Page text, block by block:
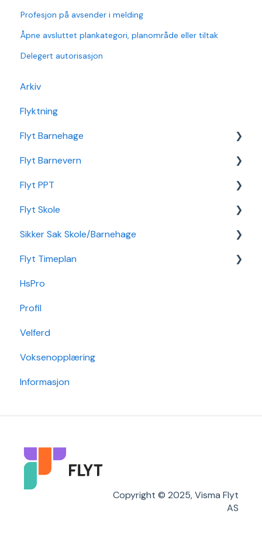
Profesjon på avsender i melding
Åpne avsluttet plankategori, planområde eller tiltak
Delegert autorisasjon
Arkiv
Flyktning
Flyt Barnehage
Flyt Barnehage Hjelpeside
Min Barnehage (app)
Redusert foreldrebetaling
Sikker Sak Barnehage
Flyt Barnevern
Autopay
Vedtak
Ansatt
Økonomi
Nettverk
Flyt PPT
Statistikk
Flyt Skole
Integrasjon Sikker Sak
Elevportal
Foresattportal
Min Skole - Ansattapp
Min Skole - Foresattapp
SFO
Arkiv/VSA
Flyt Foresatt
Sikker Sak Skole/Barnehage
Godkjenning
Hendelse
Hovedperson
Post
Sak
Flyt Timeplan
Daglig bruk
Min side/ansatt
Timeplanlegging
Rapporter
Grunndata
HsPro
Profil
Velferd
Voksenopplæring
Informasjon
Copyright © 2025, Visma Flyt
AS